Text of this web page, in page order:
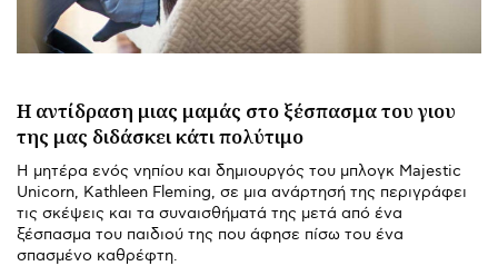
Η αντίδραση μιας μαμάς στο ξέσπασμα του γιου
της μας διδάσκει κάτι πολύτιμο
Η μητέρα ενός νηπίου και δημιουργός του μπλογκ Majestic
Unicorn, Kathleen Fleming, σε μια ανάρτησή της περιγράφει
τις σκέψεις και τα συναισθήματά της μετά από ένα
ξέσπασμα του παιδιού της που άφησε πίσω του ένα
σπασμένο καθρέφτη.